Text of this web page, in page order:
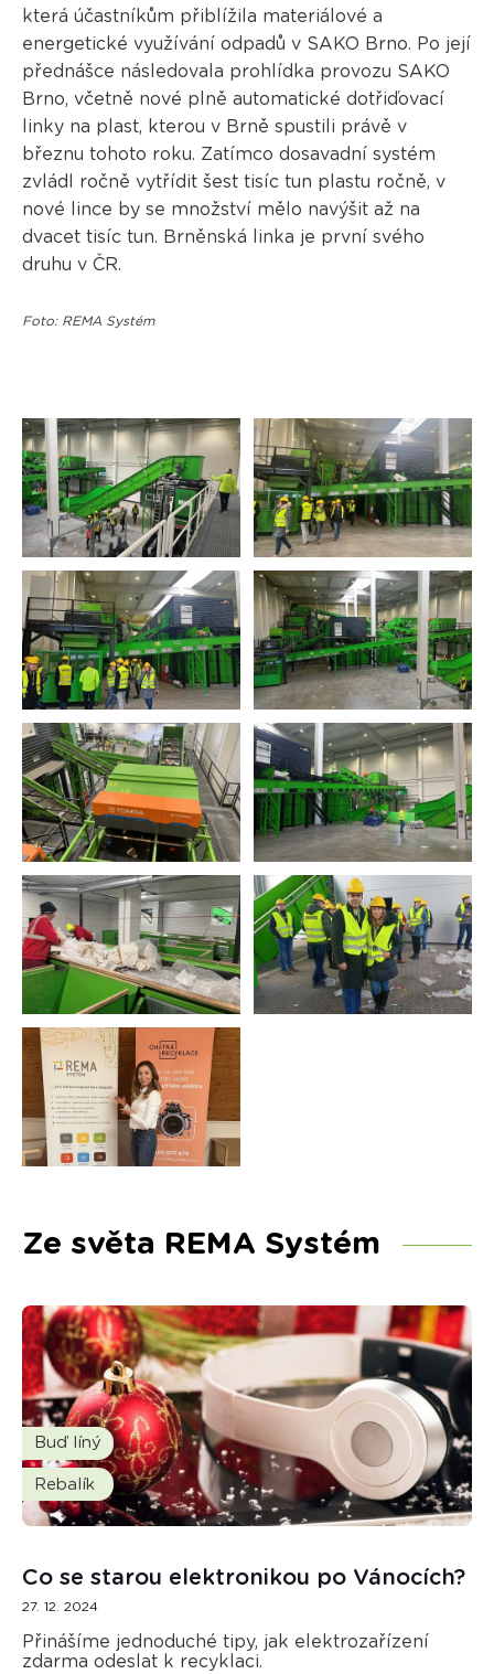
která účastníkům přiblížila materiálové a
energetické využívání odpadů v SAKO Brno. Po její
přednášce následovala prohlídka provozu SAKO
Brno, včetně nové plně automatické dotřiďovací
linky na plast, kterou v Brně spustili právě v
březnu tohoto roku. Zatímco dosavadní systém
zvládl ročně vytřídit šest tisíc tun plastu ročně, v
nové lince by se množství mělo navýšit až na
dvacet tisíc tun. Brněnská linka je první svého
druhu v ČR.
Foto: REMA Systém
Ze světa REMA Systém
Buď líný
Rebalík
Co se starou elektronikou po Vánocích?
27. 12. 2024
Přinášíme jednoduché tipy, jak elektrozařízení
zdarma odeslat k recyklaci.